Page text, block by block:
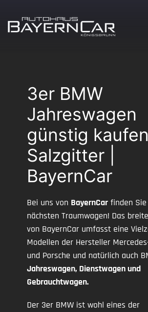
Inhalt
springen
3er BMW
Jahreswagen
günstig
Salzgitter |
BayernCar
Bei uns von BayernCar finden
nächsten Traumwagen! Das
von BayernCar umfasst eine
Modellen der Hersteller
und Porsche und natürlich auch
Jahreswagen, Dienstwagen und
Gebrauchtwagen.
Der 3er BMW ist wohl eines der